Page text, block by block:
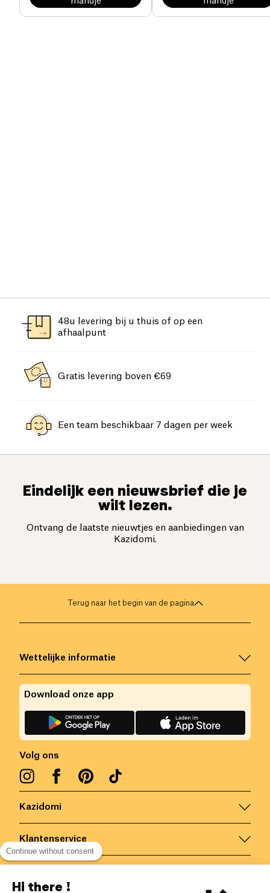
48u levering bij u thuis of op een
afhaalpunt
Gratis levering boven €69
Een team beschikbaar 7 dagen per week
Eindelijk een nieuwsbrief die je
wilt lezen.
Ontvang de laatste nieuwtjes en aanbiedingen van
Kazidomi.
Terug naar het begin van de pagina
Kazidomi
Klantenservice
Wettelijke informatie
Volg ons
Download onze app
Continue without consent
Hi there !